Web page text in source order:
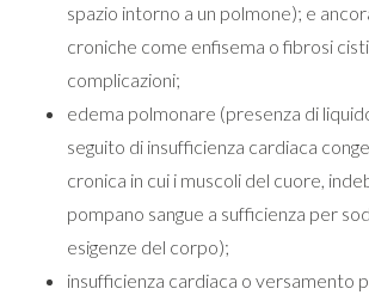
spazio intorno a un polmone); e
croniche come enfisema o fibrosi
complicazioni;
edema polmonare (presenza di
seguito di insufficienza cardiaca
cronica in cui i muscoli del cuore,
pompano sangue a sufficienza per
esigenze del corpo);
insufficienza cardiaca o versamento